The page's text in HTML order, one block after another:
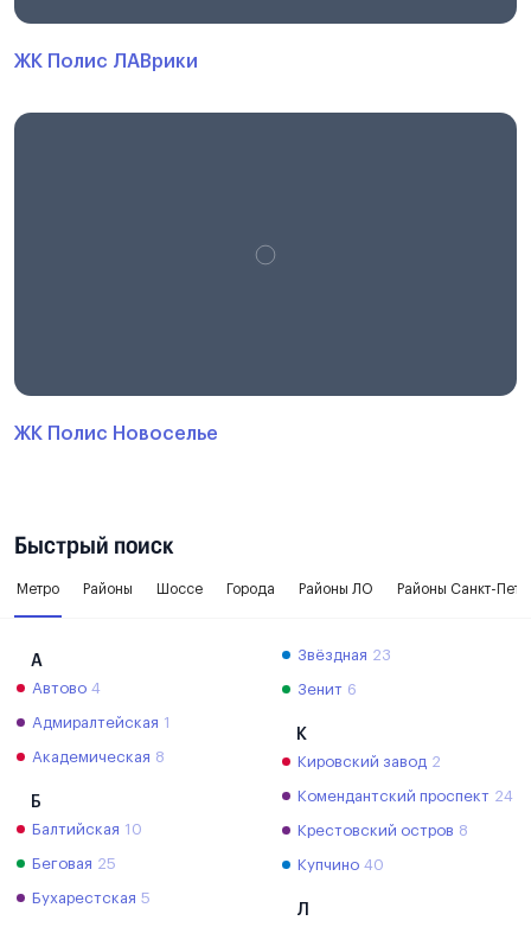
ЖК Полис ЛАВрики
ЖК Полис Новоселье
Быстрый поиск
Метро Районы Шоссе Города Районы ЛО Районы Санкт-
А
Автово 4
Адмиралтейская 1
Академическая 8
Б
Балтийская 10
Беговая 25
Бухарестская 5
Звёздная 23
Зенит 6
К
Кировский завод 2
Комендантский проспект 24
Крестовский остров 8
Купчино 40
Л